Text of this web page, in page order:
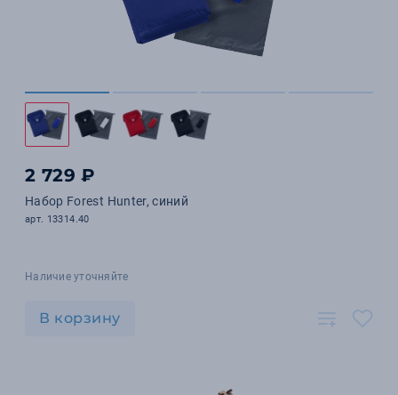
2 729 ₽
Набор Forest Hunter, синий
арт. 13314.40
Наличие уточняйте
В корзину